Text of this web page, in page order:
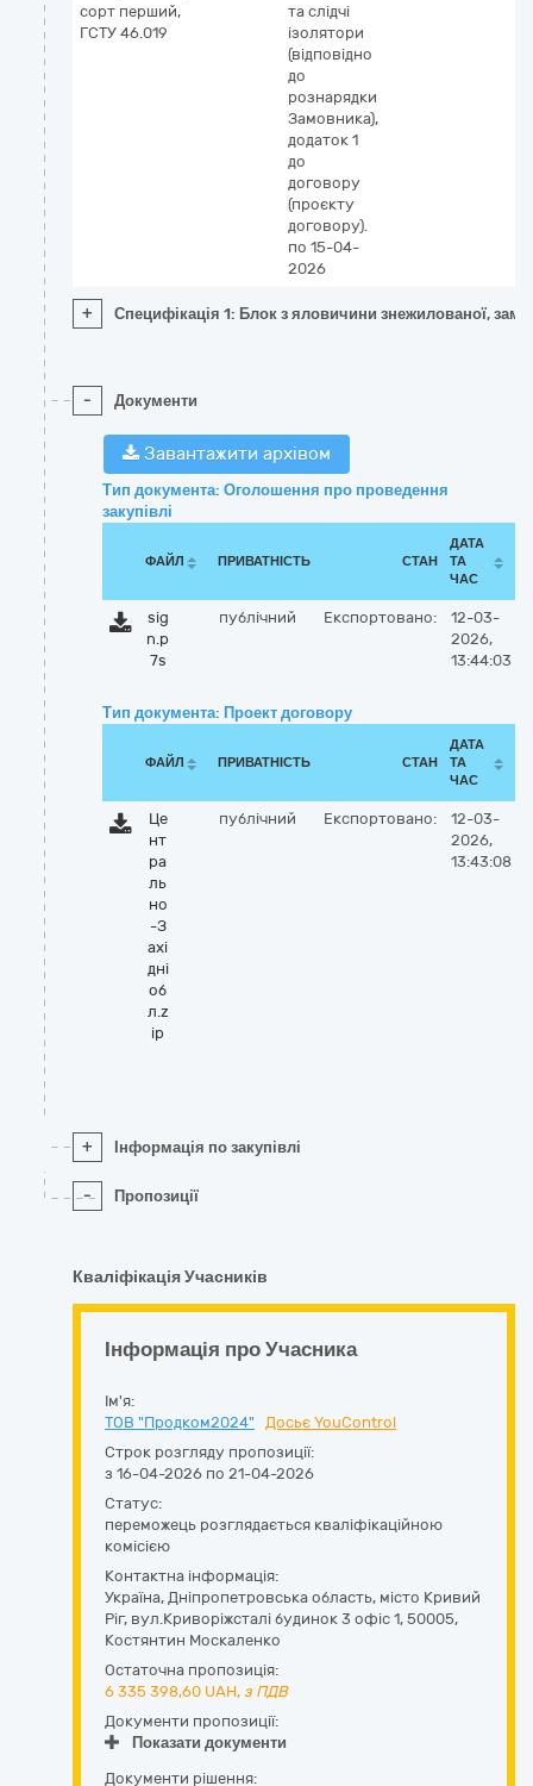
сорт перший,
ГСТУ 46.019
та слідчі
ізолятори
(відповідно
до
рознарядки
Замовника),
додаток 1
до
договору
(проєкту
договору).
по 15-04-
2026
+ Специфікація 1: Блок з яловичини знежилованої,
- Документи
Завантажити архівом
Тип документа: Оголошення про проведення
закупівлі
ФАЙЛ ПРИВАТНІСТЬ СТАН
ДАТА
ТА
ЧАС
sig
n.p
7s
публічний Експортовано:
12-03-
2026,
13:44:03
Тип документа: Проект договору
ФАЙЛ ПРИВАТНІСТЬ СТАН
ДАТА
ТА
ЧАС
Це
нт
ра
ль
но
-З
ахі
дні
об
л.z
ip
публічний Експортовано:
12-03-
2026,
13:43:08
+ Інформація по закупівлі
- Пропозиції
Кваліфікація Учасників
Інформація про Учасника
Ім'я:
ТОВ "Продком2024"
Досьє YouControl
Строк розгляду пропозиції:
з 16-04-2026 по 21-04-2026
Статус:
переможець розглядається кваліфікаційною
комісією
Контактна інформація:
Україна, Дніпропетровська область, місто Кривий
Ріг, вул.Криворіжсталі будинок 3 офіс 1, 50005,
Костянтин Москаленко
Остаточна пропозиція:
6 335 398,60 UAH, з ПДВ
Документи пропозиції:
Показати документи
Документи рішення: